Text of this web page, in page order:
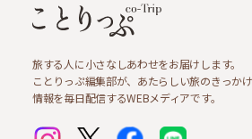
旅する人に小さなしあわせをお届けします。
ことりっぷ編集部が、あたらしい旅のきっか
情報を毎日配信するWEBメディアです。